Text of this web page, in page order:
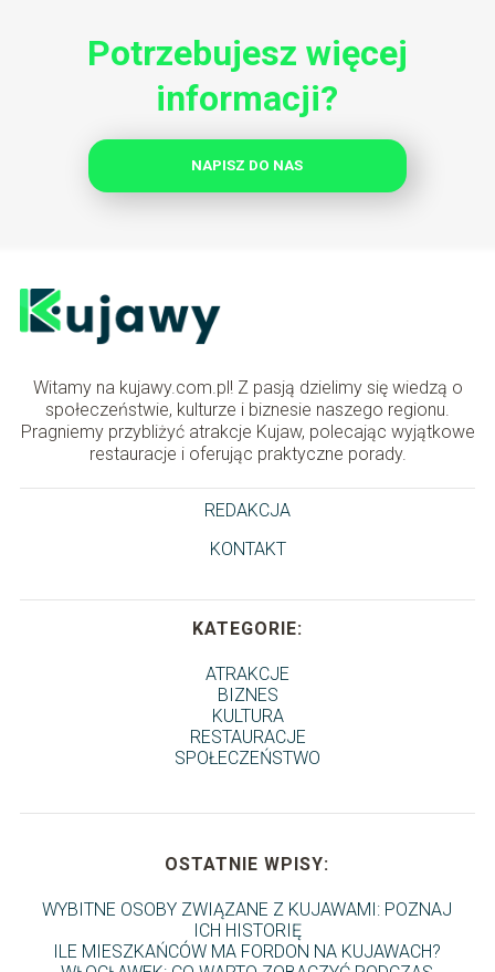
Potrzebujesz więcej
informacji?
NAPISZ DO NAS
Witamy na kujawy.com.pl! Z pasją dzielimy się wiedzą o
społeczeństwie, kulturze i biznesie naszego regionu.
Pragniemy przybliżyć atrakcje Kujaw, polecając wyjątkowe
restauracje i oferując praktyczne porady.
REDAKCJA
KONTAKT
KATEGORIE:
ATRAKCJE
BIZNES
KULTURA
RESTAURACJE
SPOŁECZEŃSTWO
OSTATNIE WPISY:
WYBITNE OSOBY ZWIĄZANE Z KUJAWAMI: POZNAJ
ICH HISTORIĘ
ILE MIESZKAŃCÓW MA FORDON NA KUJAWACH?